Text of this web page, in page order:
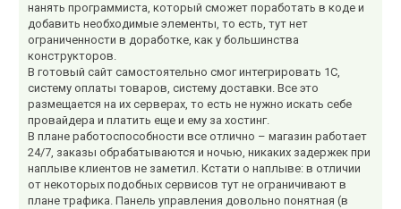
нанять программиста, который сможет поработать в коде и
добавить необходимые элементы, то есть, тут нет
ограниченности в доработке, как у большинства
конструкторов.
В готовый сайт самостоятельно смог интегрировать 1С,
систему оплаты товаров, систему доставки. Все это
размещается на их серверах, то есть не нужно искать себе
провайдера и платить еще и ему за хостинг.
В плане работоспособности все отлично – магазин работает
24/7, заказы обрабатываются и ночью, никаких задержек при
наплыве клиентов не заметил. Кстати о наплыве: в отличии
от некоторых подобных сервисов тут не ограничивают в
плане трафика. Панель управления довольно понятная (в